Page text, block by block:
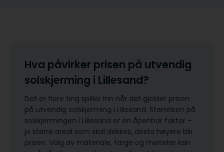
Hva påvirker prisen på utvendig
solskjerming i Lillesand?
Det er flere ting spiller inn når det gjelder prisen
på utvendig solskjerming i Lillesand. Størrelsen på
solskjermingen i Lillesand er en åpenbar faktor –
jo større areal som skal dekkes, desto høyere blir
prisen. Valg av materiale, farge og mønster kan